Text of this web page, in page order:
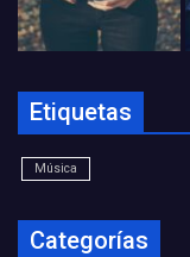
Etiquetas
Música
Categorías